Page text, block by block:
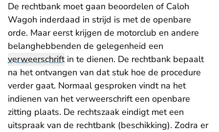
De rechtbank moet gaan beoordelen of Caloh
Wagoh inderdaad in strijd is met de openbare
orde. Maar eerst krijgen de motorclub en andere
belanghebbenden de gelegenheid een
verweerschriftin te dienen. De rechtbank bepaalt
na het ontvangen van dat stuk hoe de procedure
verder gaat. Normaal gesproken vindt na het
indienen van het verweerschrift een openbare
zitting plaats. De rechtszaak eindigt met een
uitspraak van de rechtbank (beschikking). Zodra er